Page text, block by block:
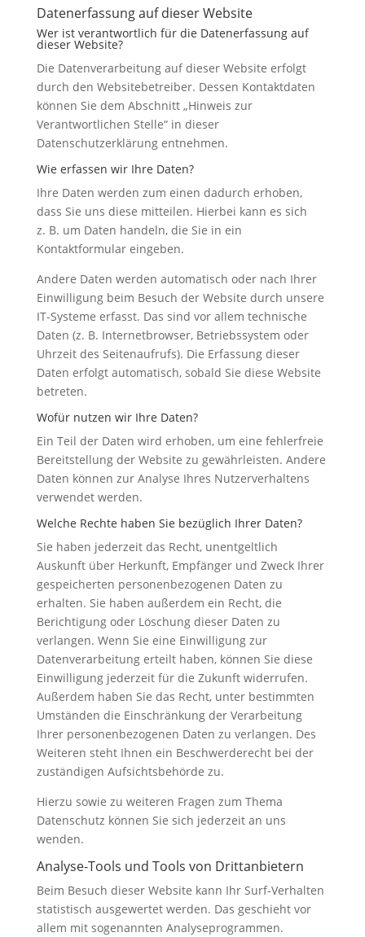
Datenerfassung auf dieser Website
Wer ist verantwortlich für die Datenerfassung auf
dieser Website?
Die Datenverarbeitung auf dieser Website erfolgt
durch den Websitebetreiber. Dessen Kontaktdaten
können Sie dem Abschnitt „Hinweis zur
Verantwortlichen Stelle“ in dieser
Datenschutzerklärung entnehmen.
Wie erfassen wir Ihre Daten?
Ihre Daten werden zum einen dadurch erhoben,
dass Sie uns diese mitteilen. Hierbei kann es sich
z. B. um Daten handeln, die Sie in ein
Kontaktformular eingeben.
Andere Daten werden automatisch oder nach Ihrer
Einwilligung beim Besuch der Website durch unsere
IT-Systeme erfasst. Das sind vor allem technische
Daten (z. B. Internetbrowser, Betriebssystem oder
Uhrzeit des Seitenaufrufs). Die Erfassung dieser
Daten erfolgt automatisch, sobald Sie diese Website
betreten.
Wofür nutzen wir Ihre Daten?
Ein Teil der Daten wird erhoben, um eine fehlerfreie
Bereitstellung der Website zu gewährleisten. Andere
Daten können zur Analyse Ihres Nutzerverhaltens
verwendet werden.
Welche Rechte haben Sie bezüglich Ihrer Daten?
Sie haben jederzeit das Recht, unentgeltlich
Auskunft über Herkunft, Empfänger und Zweck Ihrer
gespeicherten personenbezogenen Daten zu
erhalten. Sie haben außerdem ein Recht, die
Berichtigung oder Löschung dieser Daten zu
verlangen. Wenn Sie eine Einwilligung zur
Datenverarbeitung erteilt haben, können Sie diese
Einwilligung jederzeit für die Zukunft widerrufen.
Außerdem haben Sie das Recht, unter bestimmten
Umständen die Einschränkung der Verarbeitung
Ihrer personenbezogenen Daten zu verlangen. Des
Weiteren steht Ihnen ein Beschwerderecht bei der
zuständigen Aufsichtsbehörde zu.
Hierzu sowie zu weiteren Fragen zum Thema
Datenschutz können Sie sich jederzeit an uns
wenden.
Analyse-Tools und Tools von Dritt­anbietern
Beim Besuch dieser Website kann Ihr Surf-Verhalten
statistisch ausgewertet werden. Das geschieht vor
allem mit sogenannten Analyseprogrammen.